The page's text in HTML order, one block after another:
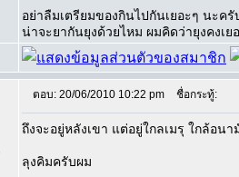
อย่าลืมเตรียมของกินไปกันเยอะๆ นะค
น่าจะยากันยุงด้วยไหม ผมคิดว่ายุงคงเ
ตอบ: 20/06/2010 10:22 pm ชื่อกระทู้:
ถึงจะอยู่หลังเขา แต่อยู่ใกลเมรุ ใกล้อนา
ลุงคิมครับผม